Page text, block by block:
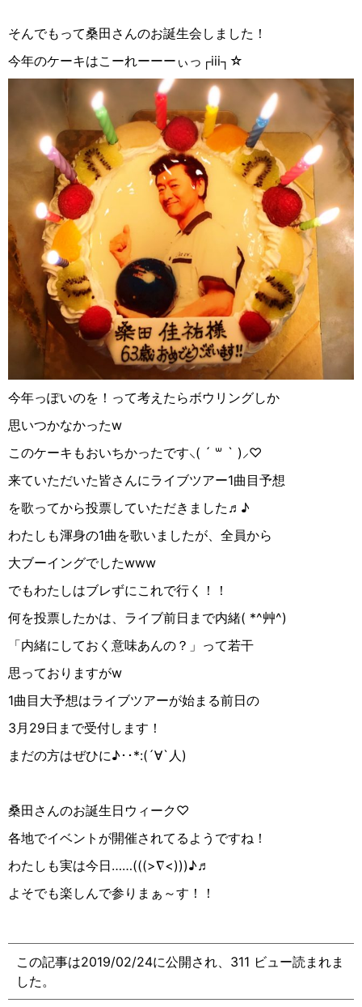
そんでもって桑田さんのお誕生会しました！
今年のケーキはこーれーーーぃっ┌︎iii┐︎☆
今年っぽいのを！って考えたらボウリングしか
思いつかなかったw
このケーキもおいちかったです⸜( ´ ꒳ ` )⸝♡︎
来ていただいた皆さんにライブツアー1曲目予想
を歌ってから投票していただきました♬♪
わたしも渾身の1曲を歌いましたが、全員から
大ブーイングでしたwww
でもわたしはブレずにこれで行く！！
何を投票したかは、ライブ前日まで内緒( *^艸^)
「内緒にしておく意味あんの？」って若干
思っておりますがw
1曲目大予想はライブツアーが始まる前日の
3月29日まで受付します！
まだの方はぜひに♪︎･･*:(´∀︎`人)
桑田さんのお誕生日ウィーク♡
各地でイベントが開催されてるようですね！
わたしも実は今日……(((>∇︎<)))♪♬
よそでも楽しんで参りまぁ～す！！
この記事は2019/02/24に公開され、311 ビュー読まれま
した。